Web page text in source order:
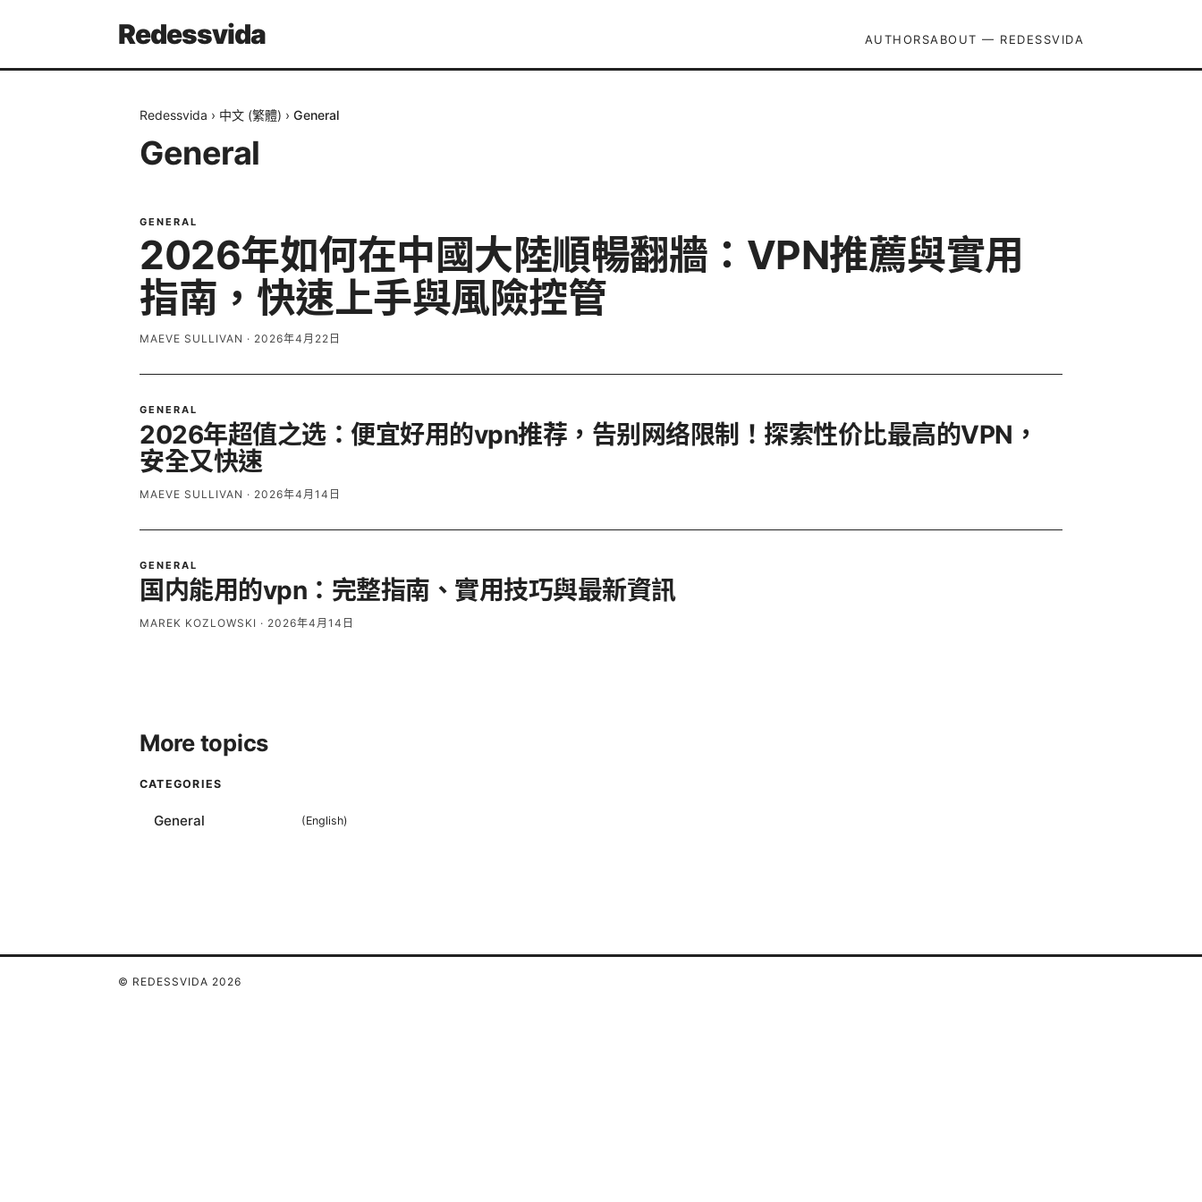
Redessvida AUTHORSABOUT — REDESSVIDA
Redessvida › 中文 (繁體) › General
General
GENERAL
2026年如何在中國大陸順暢翻牆：VPN推薦與實用
指南，快速上手與風險控管
MAEVE SULLIVAN · 2026年4月22日
GENERAL
2026年超值之选：便宜好用的vpn推荐，告别网络限制！探索性价比最高的VPN，
安全又快速
MAEVE SULLIVAN · 2026年4月14日
GENERAL
国内能用的vpn：完整指南、實用技巧與最新資訊
MAREK KOZLOWSKI · 2026年4月14日
More topics
CATEGORIES
General (English)
© REDESSVIDA 2026